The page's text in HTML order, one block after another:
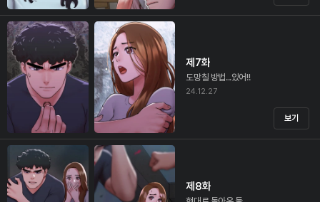
제7화
도망칠 방법...있어!!
24.12.27
보기
제8화